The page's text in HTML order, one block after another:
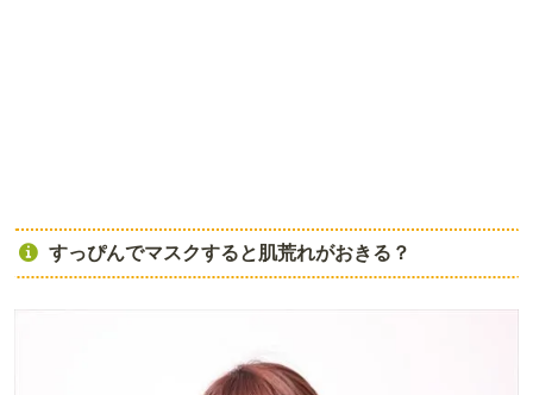
すっぴんでマスクすると肌荒れがおきる？